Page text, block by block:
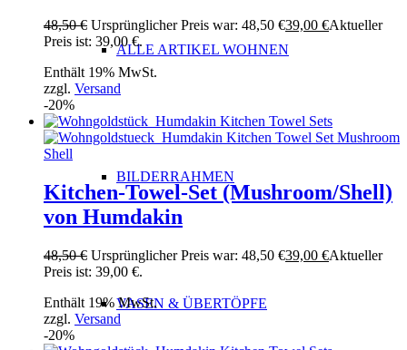
ALLE ARTIKEL WOHNEN
BILDERRAHMEN
VASEN & ÜBERTÖPFE
48,50€ Ursprünglicher Preis war: 48,50 €39,00 €Aktueller
Preis ist: 39,00 €.
Enthält 19% MwSt.
zzgl. Versand
-20%
Kitchen-Towel-Set (Mushroom/Shell)
von Humdakin
48,50€ Ursprünglicher Preis war: 48,50 €39,00 €Aktueller
Preis ist: 39,00 €.
Enthält 19% MwSt.
zzgl. Versand
-20%